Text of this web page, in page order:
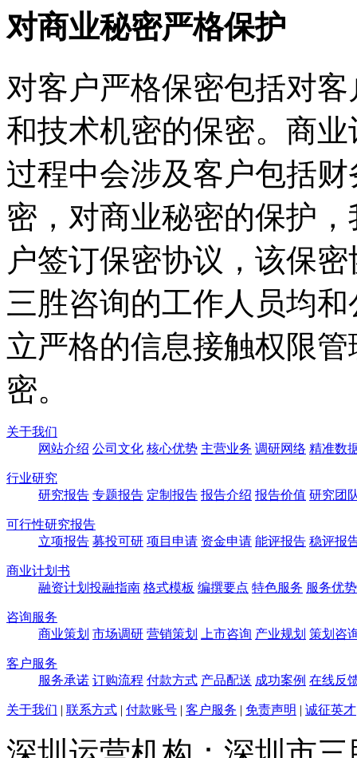
对商业秘密严格保护
对客户严格保密包括对
和技术机密的保密。商
过程中会涉及客户包括
密，对商业秘密的保护
户签订保密协议，该保
三胜咨询的工作人员均
立严格的信息接触权限
密。
关于我们
网站介绍 公司文化 核心优势 主营业务 调研网络 精准数
行业研究
研究报告 专题报告 定制报告 报告介绍 报告价值 研究团
可行性研究报告
立项报告 募投可研 项目申请 资金申请 能评报告 稳评报
商业计划书
融资计划 投融指南 格式模板 编撰要点 特色服务 服务优势
咨询服务
商业策划 市场调研 营销策划 上市咨询 产业规划 策划咨
客户服务
服务承诺 订购流程 付款方式 产品配送 成功案例 在线反
关于我们 | 联系方式 | 付款账号 | 客户服务 | 免责声明 | 诚征英才